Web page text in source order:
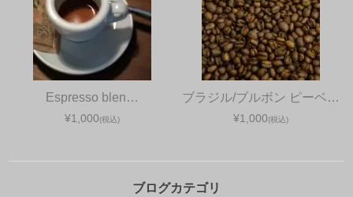
Espresso blen…
¥1,000(税込)
ブラジル/ブルボン ピーベ…
¥1,000(税込)
ブログカテゴリ